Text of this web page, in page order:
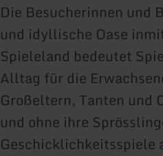
Die Besucherinnen und
und idyllische Oase
Spieleland bedeutet
Alltag für die
Großeltern, Tanten und
und ohne ihre
Geschicklichkeitsspiele